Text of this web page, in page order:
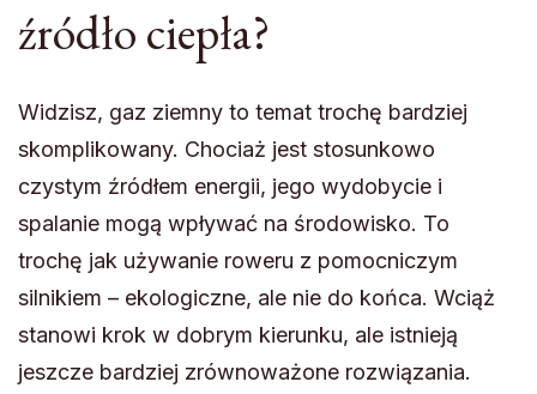
źródło ciepła?
Widzisz, gaz ziemny to temat trochę bardziej
skomplikowany. Chociaż jest stosunkowo
czystym źródłem energii, jego wydobycie i
spalanie mogą wpływać na środowisko. To
trochę jak używanie roweru z pomocniczym
silnikiem – ekologiczne, ale nie do końca. Wciąż
stanowi krok w dobrym kierunku, ale istnieją
jeszcze bardziej zrównoważone rozwiązania.